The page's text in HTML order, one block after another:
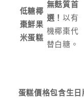
低糖椰
棗鮮果
米蛋糕
無麩質首
選！以有
機椰棗代
替白糖。
蛋糕價格包含生日